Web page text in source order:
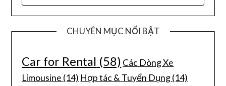
CHUYÊN MỤC NỔI BẬT
Car for Rental (58) Các Dòng Xe
Limousine (14) Hợp tác & Tuyển Dụng(14)